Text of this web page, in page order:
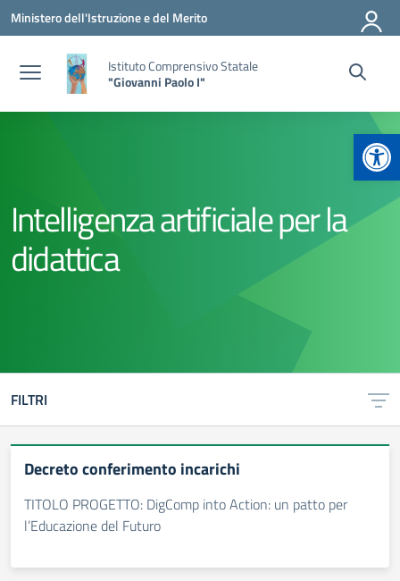
Vai ai contenuti
Vai al menu di navigazione
Vai al footer
Ministero dell'Istruzione e del Merito
Istituto Comprensivo Statale
"Giovanni Paolo I"
Intelligenza artificiale per la
didattica
FILTRI
Decreto conferimento incarichi
TITOLO PROGETTO: DigComp into Action: un patto per
l’Educazione del Futuro